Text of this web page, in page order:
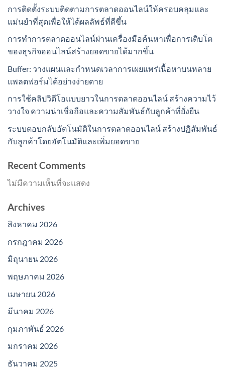
การติดตั้งระบบติดตามการตลาดออนไลน์ให้ครอบคลุมและ
แม่นยำที่สุดเพื่อให้ได้ผลลัพธ์ที่ดีขึ้น
การทำการตลาดออนไลน์ผ่านเครื่องมือค้นหาเพื่อการเติบโต
ของธุรกิจออนไลน์สร้างยอดขายได้มากขึ้น
Buffer: วางแผนและกำหนดเวลาการเผยแพร่เนื้อหาบนหลาย
แพลตฟอร์มได้อย่างง่ายดาย
การใช้คลิปวิดีโอแบบยาวในการตลาดออนไลน์ สร้างความไว้
วางใจ ความน่าเชื่อถือและความสัมพันธ์กับลูกค้าที่ยั่งยืน
ระบบตอบกลับอัตโนมัติในการตลาดออนไลน์ สร้างปฏิสัมพันธ์
กับลูกค้าโดยอัตโนมัติและเพิ่มยอดขาย
Recent Comments
ไม่มีความเห็นที่จะแสดง
Archives
สิงหาคม 2026
กรกฎาคม 2026
มิถุนายน 2026
พฤษภาคม 2026
เมษายน 2026
มีนาคม 2026
กุมภาพันธ์ 2026
มกราคม 2026
ธันวาคม 2025